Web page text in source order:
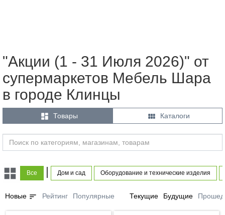
"Акции (1 - 31 Июля 2026)" от
супермаркетов Мебель Шара
в городе Клинцы
 Товары  Каталоги
Все Дом и сад Оборудование и технические изделия
Новые sort Рейтинг Популярные Текущие Будущие